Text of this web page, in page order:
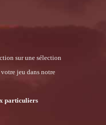
sur une sélection
jeu dans notre
particuliers